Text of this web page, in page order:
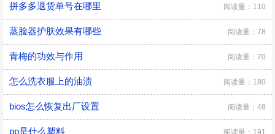
拼多多退货单号在哪里 阅读量：110
蒸脸器护肤效果有哪些 阅读量：78
青梅的功效与作用 阅读量：70
怎么洗衣服上的油渍 阅读量：180
bios怎么恢复出厂设置 阅读量：48
pp是什么塑料 阅读量：191